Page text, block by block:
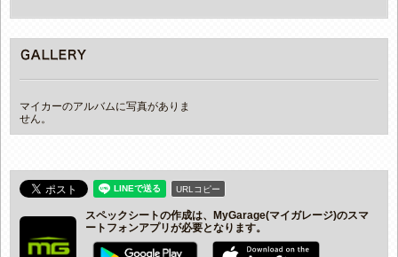
マイカーのアルバムに写真がありま
せん。
URLコピー
スペックシートの作成は、MyGarage(マイガレージ)のスマ
ートフォンアプリが必要となります。